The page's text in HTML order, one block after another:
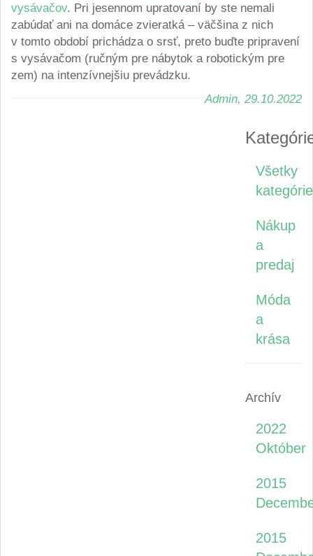
vysávačov. Pri jesennom upratovaní by ste nemali
zabúdať ani na domáce zvieratká – väčšina z nich
v tomto období prichádza o srsť, preto buďte pripravení
s vysávačom (ručným pre nábytok a robotickým pre
zem) na intenzívnejšiu prevádzku.
Admin, 29.10.2022
Všetky
kategórie
Nákup
a
predaj
Móda
a
krása
Archív
2022
Október
2015
2015